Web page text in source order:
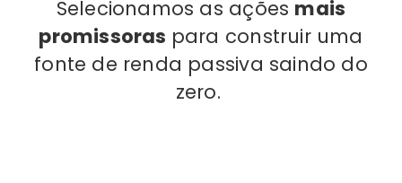
Selecionamos as ações mais
promissoras para construir uma
fonte de renda passiva saindo do
zero.